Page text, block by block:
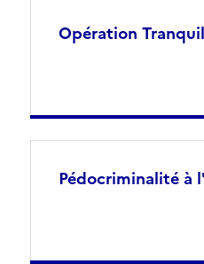
Opération
Pédocriminalité à